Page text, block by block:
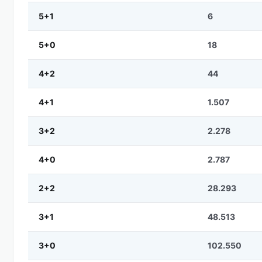
5+1 6
5+0 18
4+2 44
4+1 1.507
3+2 2.278
4+0 2.787
2+2 28.293
3+1 48.513
3+0 102.550